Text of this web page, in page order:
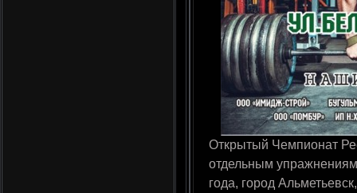
Открытый Чемпионат
отдельным
года, город